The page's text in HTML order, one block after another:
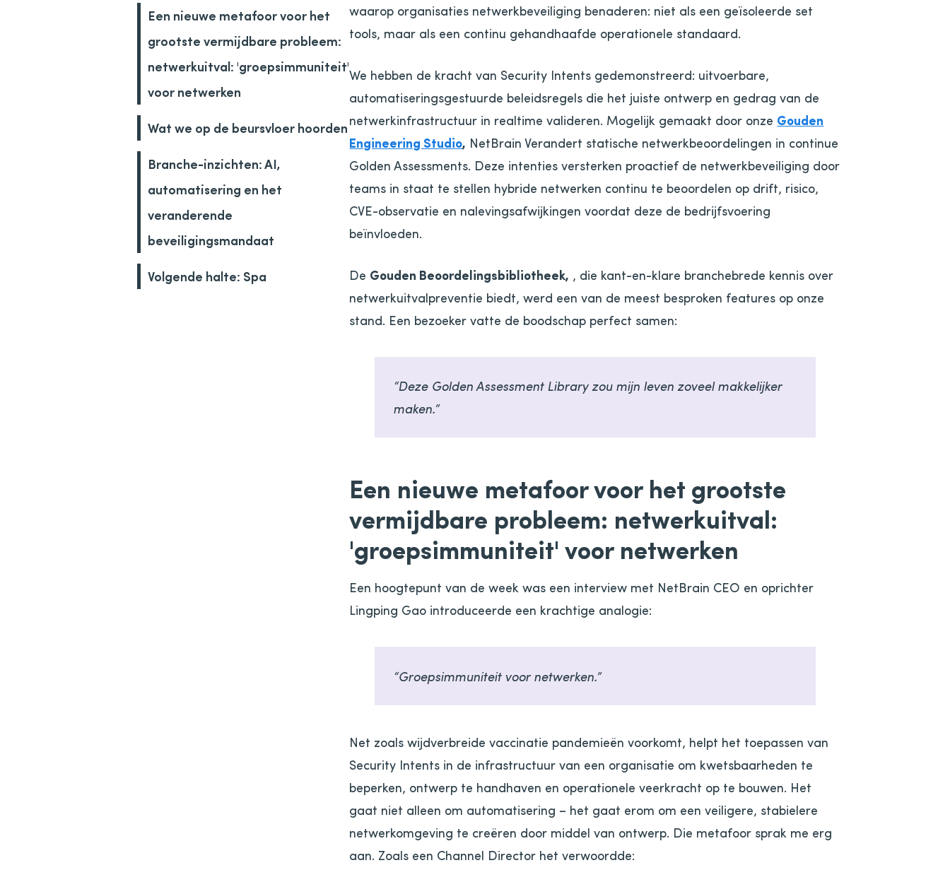
Een nieuwe metafoor voor het
grootste vermijdbare probleem:
netwerkuitval: 'groepsimmuniteit'
voor netwerken
Wat we op de beursvloer hoorden
Branche-inzichten: AI,
automatisering en het
veranderende
beveiligingsmandaat
Volgende halte: Spa
waarop organisaties netwerkbeveiliging benaderen: niet als een geïsoleerde set
tools, maar als een continu gehandhaafde operationele standaard.
We hebben de kracht van Security Intents gedemonstreerd: uitvoerbare,
automatiseringsgestuurde beleidsregels die het juiste ontwerp en gedrag van de
netwerkinfrastructuur in realtime valideren. Mogelijk gemaakt door onze Gouden
Engineering Studio, NetBrain Verandert statische netwerkbeoordelingen in continue
Golden Assessments. Deze intenties versterken proactief de netwerkbeveiliging door
teams in staat te stellen hybride netwerken continu te beoordelen op drift, risico,
CVE-observatie en nalevingsafwijkingen voordat deze de bedrijfsvoering
beïnvloeden.
De Gouden Beoordelingsbibliotheek, , die kant-en-klare branchebrede kennis over
netwerkuitvalpreventie biedt, werd een van de meest besproken features op onze
stand. Een bezoeker vatte de boodschap perfect samen:
“Deze Golden Assessment Library zou mijn leven zoveel makkelijker
maken.”
Een nieuwe metafoor voor het grootste
vermijdbare probleem: netwerkuitval:
'groepsimmuniteit' voor netwerken
Een hoogtepunt van de week was een interview met NetBrain CEO en oprichter
Lingping Gao introduceerde een krachtige analogie:
“Groepsimmuniteit voor netwerken.”
Net zoals wijdverbreide vaccinatie pandemieën voorkomt, helpt het toepassen van
Security Intents in de infrastructuur van een organisatie om kwetsbaarheden te
beperken, ontwerp te handhaven en operationele veerkracht op te bouwen. Het
gaat niet alleen om automatisering – het gaat erom om een ​​veiligere, stabielere
netwerkomgeving te creëren door middel van ontwerp. Die metafoor sprak me erg
aan. Zoals een Channel Director het verwoordde: